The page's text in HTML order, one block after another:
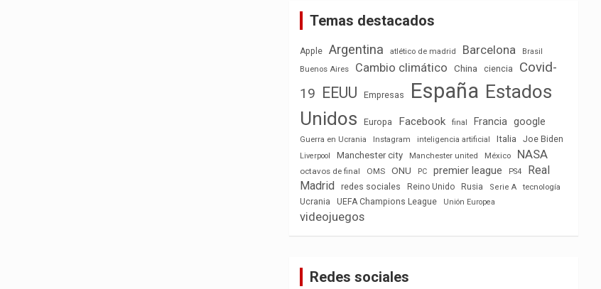
Temas destacados
Apple Argentina atlético de madrid Barcelona
Brasil
Buenos Aires
Cambio climático China ciencia
Covid-
19
EEUU Empresas España Estados
Unidos
Europa Facebook final Francia google
Guerra en Ucrania Instagram inteligencia artificial Italia Joe Biden
Liverpool Manchester city Manchester united México NASA
octavos de final OMS ONU PC premier league PS4
Real
Madrid
redes sociales Reino Unido Rusia Serie A
tecnología
Ucrania
UEFA Champions League Unión Europea
videojuegos
Redes sociales